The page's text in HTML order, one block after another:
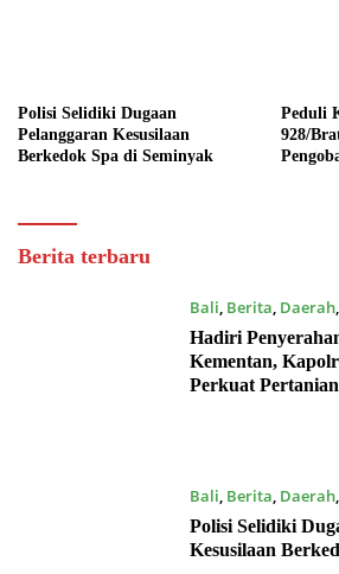
Polisi Selidiki Dugaan
Pelanggaran Kesusilaan
Berkedok Spa di Seminyak
Peduli
928/
Dewata
Berita terbaru
Bali Berita Daerah,
Hadiri
Kementan,
Perkuat
Bali, Berita, Daerah,
Polisi Selidiki
Kesusilaan